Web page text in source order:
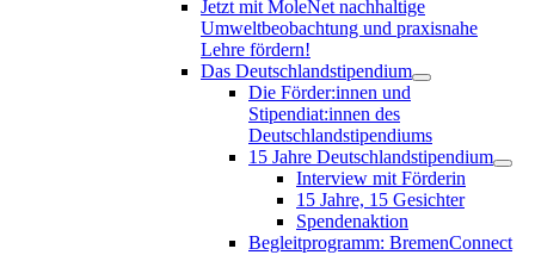
Jetzt mit MoleNet nachhaltige
Umweltbeobachtung und praxisnahe
Lehre fördern!
Das Deutschlandstipendium
Die Förder:innen und
Stipendiat:innen des
Deutschlandstipendiums
15 Jahre Deutschlandstipendium
Interview mit Förderin
15 Jahre, 15 Gesichter
Spendenaktion
Begleitprogramm: BremenConnect